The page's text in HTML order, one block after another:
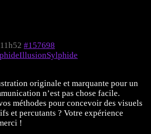
#157698
IllusionSylphide
originale et marquante pour un
n’est pas chose facile.
méthodes pour concevoir des visuels
et percutants ? Votre expérience
!